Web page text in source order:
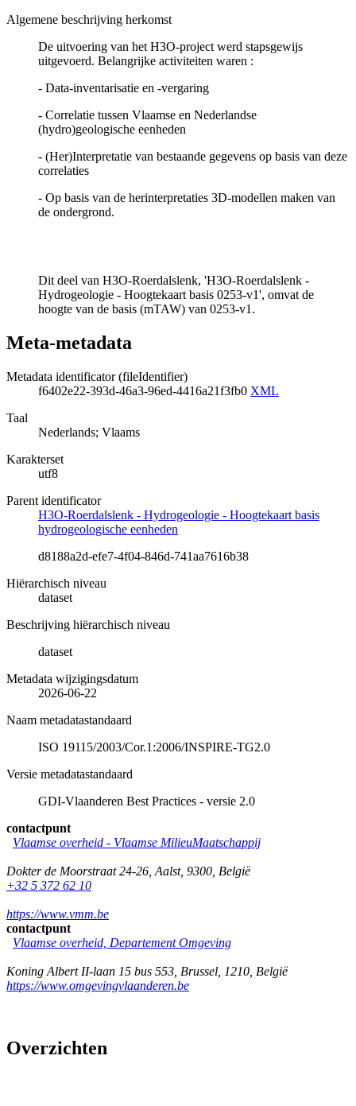
Algemene beschrijving herkomst
De uitvoering van het H3O-project werd stapsgewijs
uitgevoerd. Belangrijke activiteiten waren :
- Data-inventarisatie en -vergaring
- Correlatie tussen Vlaamse en Nederlandse
(hydro)geologische eenheden
- (Her)Interpretatie van bestaande gegevens op basis van deze
correlaties
- Op basis van de herinterpretaties 3D-modellen maken van
de ondergrond.
Dit deel van H3O-Roerdalslenk, 'H3O-Roerdalslenk -
Hydrogeologie - Hoogtekaart basis 0253-v1', omvat de
hoogte van de basis (mTAW) van 0253-v1.
Meta-metadata
Metadata identificator (fileIdentifier)
f6402e22-393d-46a3-96ed-4416a21f3fb0 XML
Taal
Nederlands; Vlaams
Karakterset
utf8
Parent identificator
H3O-Roerdalslenk - Hydrogeologie - Hoogtekaart basis
hydrogeologische eenheden
d8188a2d-efe7-4f04-846d-741aa7616b38
Hiërarchisch niveau
dataset
Beschrijving hiërarchisch niveau
dataset
Metadata wijzigingsdatum
2026-06-22
Naam metadatastandaard
ISO 19115/2003/Cor.1:2006/INSPIRE-TG2.0
Versie metadatastandaard
GDI-Vlaanderen Best Practices - versie 2.0
contactpunt
Vlaamse overheid - Vlaamse MilieuMaatschappij
Dokter de Moorstraat 24-26 Aalst, 9300 België
+32 5 372 62 10
https://www.vmm.be
contactpunt
Vlaamse overheid, Departement Omgeving
Koning Albert II-laan 15 bus 553 Brussel 1210 België
https://www.omgevingvlaanderen.be
Overzichten